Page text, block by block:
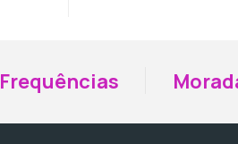
Frequências